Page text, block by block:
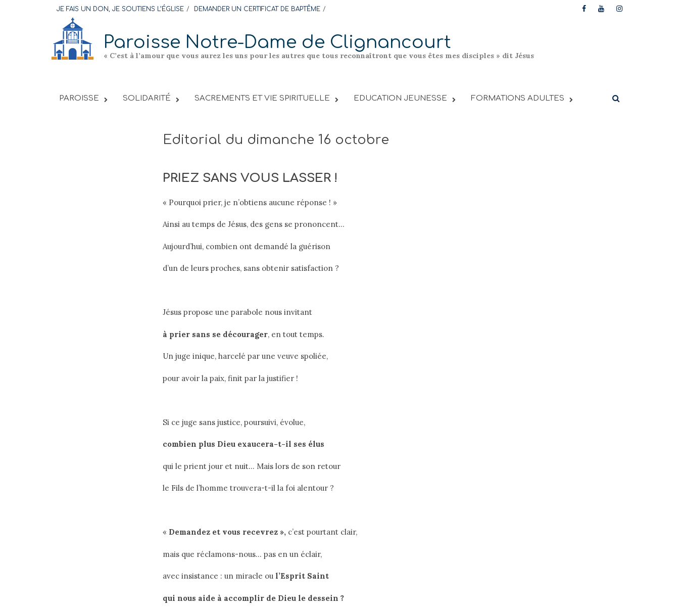
content
JE FAIS UN DON, JE SOUTIENS L’ÉGLISE DEMANDER UN CERTIFICAT DE BAPTÊME
Paroisse Notre-Dame de Clignancourt
« C’est à l’amour que vous aurez les uns pour les autres que tous reconnaîtront que vous êtes mes disciples » dit Jésus
PAROISSE SOLIDARITÉ SACREMENTS ET VIE SPIRITUELLE EDUCATION JEUNESSE FORMATIONS ADULTES
Editorial du dimanche 16 octobre
PRIEZ SANS VOUS LASSER !
« Pourquoi prier, je n’obtiens aucune réponse ! »
Ainsi au temps de Jésus, des gens se prononcent…
Aujourd’hui, combien ont demandé la guérison
d’un de leurs proches, sans obtenir satisfaction ?
Jésus propose une parabole nous invitant
à prier sans se décourager, en tout temps.
Un juge inique, harcelé par une veuve spoliée,
pour avoir la paix, finit par la justifier !
Si ce juge sans justice, poursuivi, évolue,
combien plus Dieu exaucera-t-il ses élus
qui le prient jour et nuit… Mais lors de son retour
le Fils de l’homme trouvera-t-il la foi alentour ?
« Demandez et vous recevrez », c’est pourtant clair,
mais que réclamons-nous… pas en un éclair,
avec insistance : un miracle ou l’Esprit Saint
qui nous aide à accomplir de Dieu le dessein ?